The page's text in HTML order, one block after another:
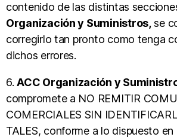
contenido de las distintas
Organización y Suministros,se
corregirlo tan pronto como tenga
dichos errores.
6.ACC Organización y
compromete a NO REMITIR
COMERCIALES SIN
TALES, conforme a lo dispuesto